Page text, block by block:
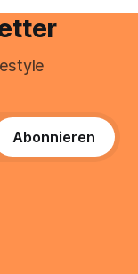
Abonnieren